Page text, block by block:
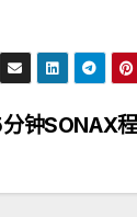
钟SONAX